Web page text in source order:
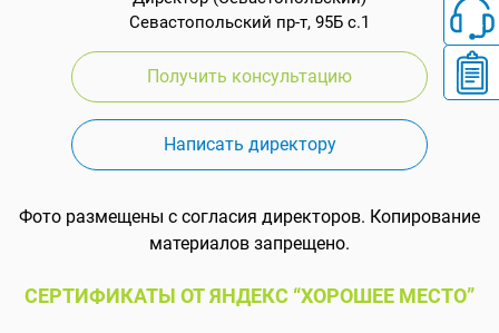
Севастопольский пр-т, 95Б с.1
Получить консультацию
Написать директору
Фото размещены с согласия директоров. Копирование
материалов запрещено.
СЕРТИФИКАТЫ ОТ ЯНДЕКС “ХОРОШЕЕ МЕСТО”